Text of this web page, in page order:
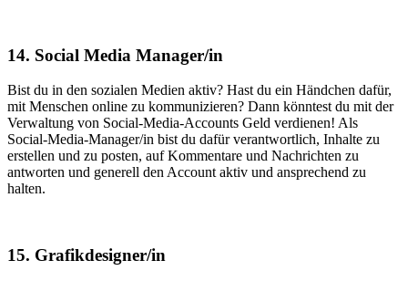
14. Social Media Manager/in
Bist du in den sozialen Medien aktiv? Hast du ein Händchen dafür,
mit Menschen online zu kommunizieren? Dann könntest du mit der
Verwaltung von Social-Media-Accounts Geld verdienen! Als
Social-Media-Manager/in bist du dafür verantwortlich, Inhalte zu
erstellen und zu posten, auf Kommentare und Nachrichten zu
antworten und generell den Account aktiv und ansprechend zu
halten.
15. Grafikdesigner/in